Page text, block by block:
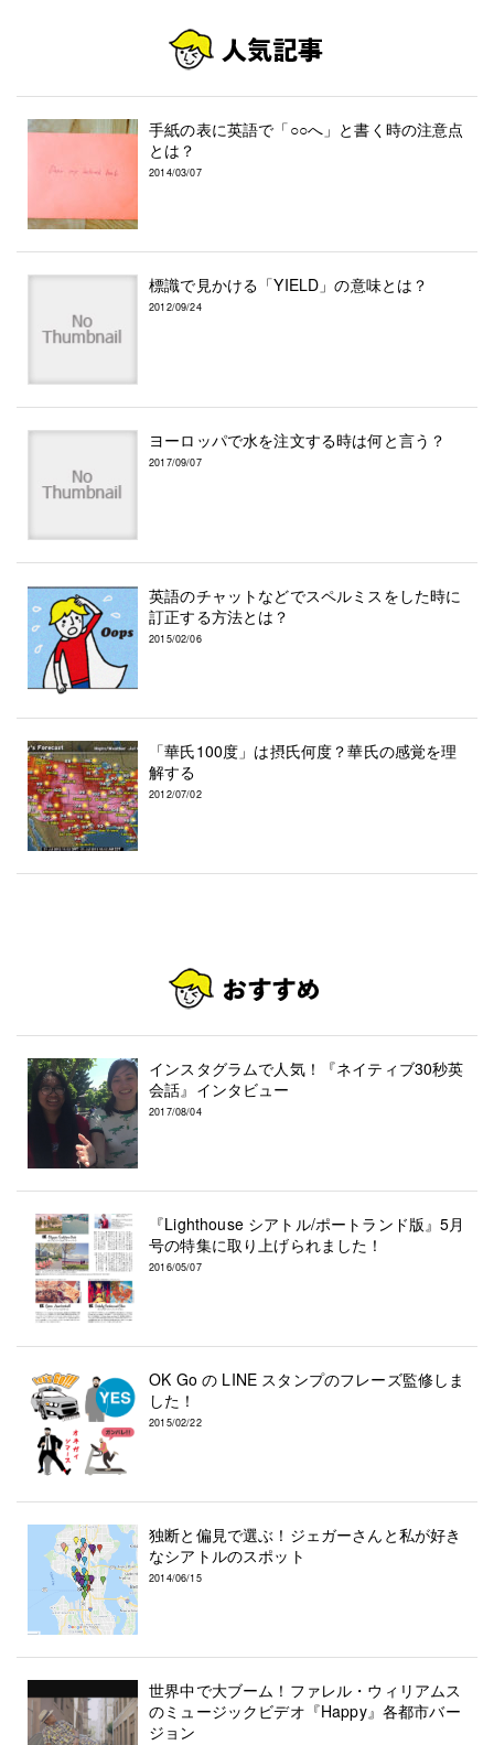
手紙の表に英語で「○○へ」と書く時の注意点
とは？
2014/03/07
標識で見かける「YIELD」の意味とは？
2012/09/24
ヨーロッパで水を注文する時は何と言う？
2017/09/07
英語のチャットなどでスペルミスをした時に
訂正する方法とは？
2015/02/06
「華氏100度」は摂氏何度？華氏の感覚を理
解する
2012/07/02
インスタグラムで人気！『ネイティブ30秒英
会話』インタビュー
2017/08/04
『Lighthouse シアトル/ポートランド版』5月
号の特集に取り上げられました！
2016/05/07
OK Go の LINE スタンプのフレーズ監修しま
した！
2015/02/22
独断と偏見で選ぶ！ジェガーさんと私が好き
なシアトルのスポット
2014/06/15
世界中で大ブーム！ファレル・ウィリアムス
のミュージックビデオ『Happy』各都市バー
ジョン